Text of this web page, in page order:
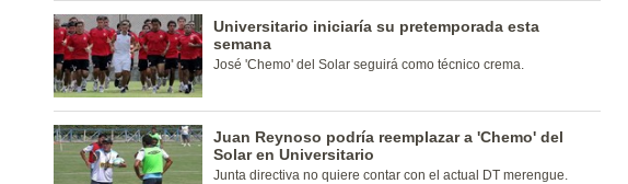
Universitario iniciaría su pretemporada esta
semana
José 'Chemo' del Solar seguirá como técnico crema.
Juan Reynoso podría reemplazar a 'Chemo' del
Solar en Universitario
Junta directiva no quiere contar con el actual DT merengue.